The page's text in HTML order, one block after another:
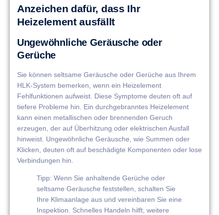
Anzeichen dafür, dass Ihr
Heizelement ausfällt
Ungewöhnliche Geräusche oder
Gerüche
Sie können seltsame Geräusche oder Gerüche aus Ihrem
HLK-System bemerken, wenn ein Heizelement
Fehlfunktionen aufweist. Diese Symptome deuten oft auf
tiefere Probleme hin. Ein durchgebranntes Heizelement
kann einen metallischen oder brennenden Geruch
erzeugen, der auf Überhitzung oder elektrischen Ausfall
hinweist. Ungewöhnliche Geräusche, wie Summen oder
Klicken, deuten oft auf beschädigte Komponenten oder lose
Verbindungen hin.
Tipp: Wenn Sie anhaltende Gerüche oder
seltsame Geräusche feststellen, schalten Sie
Ihre Klimaanlage aus und vereinbaren Sie eine
Inspektion. Schnelles Handeln hilft, weitere